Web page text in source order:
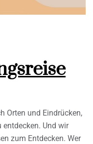
Orten und Eindrücken,
entdecken. Und wir
zum Entdecken. Wer